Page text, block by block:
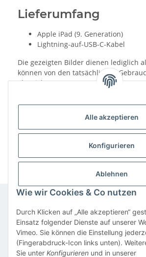
Alle akzeptieren
Konfigurieren
Ablehnen
Wie wir Cookies & Co nutzen
Durch Klicken auf „Alle akzeptieren“
Einsatz folgender Dienste auf unserer
Vimeo. Sie können die Einstellung
(Fingerabdruck-Icon links unten).
Sie unter Konfigurieren und in unserer
Lieferumfang
Apple iPad (9. Generation)
Lightning-auf-USB-C-Kabel
Die gezeigten Bilder dienen lediglich
können von den tatsächlichen
abweichen.
Informationen
Gesetzliche Informationen